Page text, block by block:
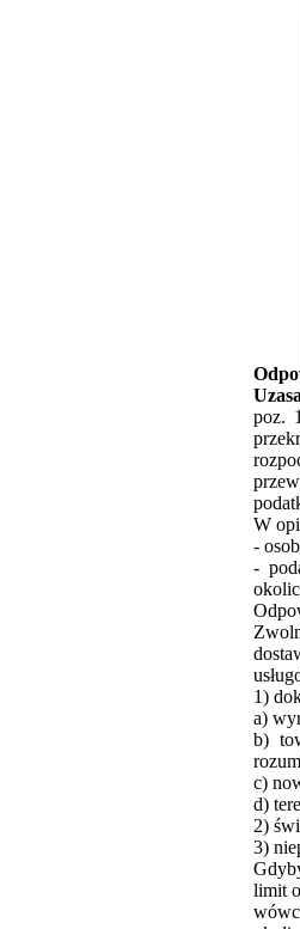
poz.
W
-
-
1)
a)
b)
c)
d)
2)
3)
limit